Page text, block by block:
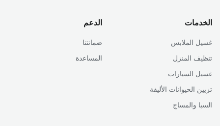
الخدمات
غسيل الملابس
تنظيف المنزل
غسيل السيارات
تزيين الحيوانات الأليفة
السبا والمساج
الدعم
ضمانتنا
المساعدة